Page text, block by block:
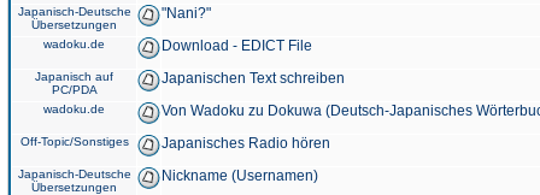
Japanisch-Deutsche
Übersetzungen
"Nani?"
wadoku.de Download - EDICT File
Japanisch auf
PC/PDA
Japanischen Text schreiben
wadoku.de Von Wadoku zu Dokuwa (Deutsch-Japanisches
Off-Topic/Sonstiges Japanisches Radio hören
Japanisch-Deutsche
Übersetzungen
Nickname (Usernamen)